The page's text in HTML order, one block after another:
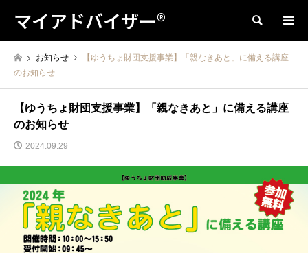
マイアドバイザー® 検索
お知らせ
【ゆうちょ財団支援事業】「親なきあと」に備える講座
のお知らせ
【ゆうちょ財団支援事業】「親なきあと」に備える講座
のお知らせ
2024.09.29